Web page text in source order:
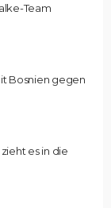
Team
Bosnien gegen
es in die